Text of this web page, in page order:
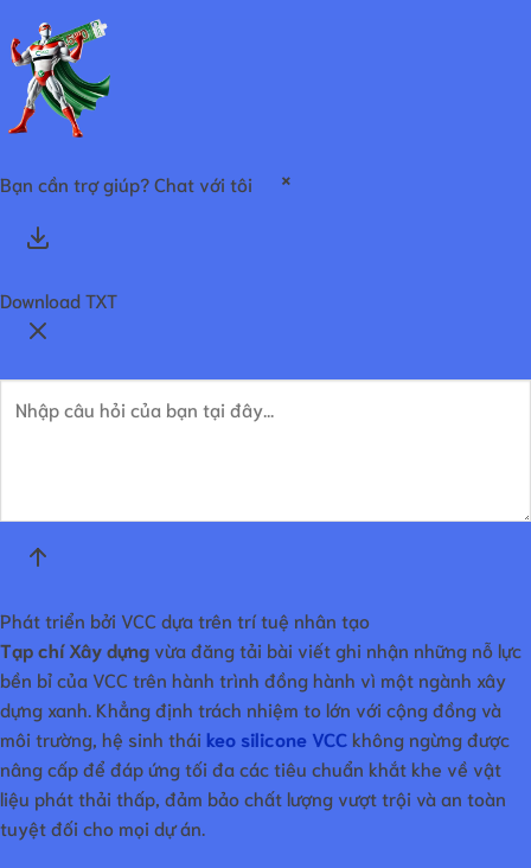
Bạn cần trợ giúp? Chat với tôi ×
Download TXT
Phát triển bởi VCC dựa trên trí tuệ nhân tạo
Tạp chí Xây dựngvừa đăng tải bài viết ghi nhận những nỗ lực
bền bỉ của VCC trên hành trình đồng hành vì một ngành xây
dựng xanh. Khẳng định trách nhiệm to lớn với cộng đồng và
môi trường, hệ sinh thái keo silicone VCC không ngừng được
nâng cấp để đáp ứng tối đa các tiêu chuẩn khắt khe về vật
liệu phát thải thấp, đảm bảo chất lượng vượt trội và an toàn
tuyệt đối cho mọi dự án.